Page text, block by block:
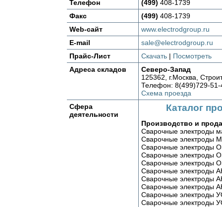
Телефон (499) 408-1739
Факс
(499) 408-1739
Web-сайт
www.electrodgroup.ru
E-mail
sale@electrodgroup.ru
Прайс-Лист
Скачать | Посмотреть
Адреса складов
Северо-Запад
125362, г.Москва,
Телефон: 8(499)729-51-
Схема проезда
Сфера
деятельности
Каталог
Производство и
Сварочные электроды
Сварочные электроды
Сварочные электроды
Сварочные электроды
Сварочные электроды
Сварочные электроды
Сварочные электроды
Сварочные электроды
Сварочные электроды
Сварочные электроды